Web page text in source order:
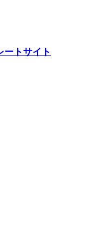
トサイト